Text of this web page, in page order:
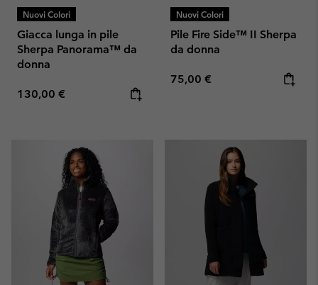
Nuovi Colori
Giacca lunga in pile
Sherpa Panorama™ da
donna
Regular price:
130,00 €
Nuovi Colori
Pile Fire Side™ II Sherpa
da donna
Regular price:
75,00 €